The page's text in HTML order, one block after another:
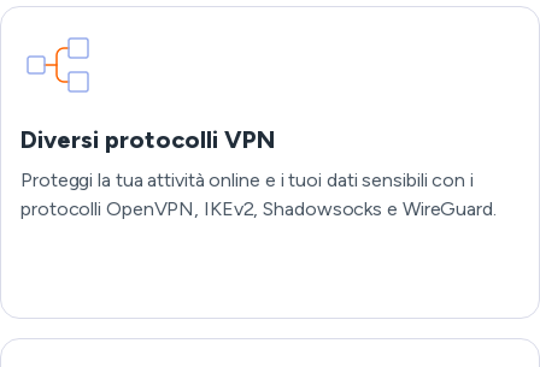
Diversi protocolli VPN
Proteggi la tua attività online e i tuoi dati sensibili con i
protocolli OpenVPN, IKEv2, Shadowsocks e WireGuard.